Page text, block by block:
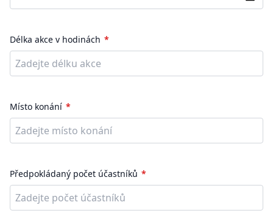
Délka akce v hodinách
Místo konání
Předpokládaný počet účastníků